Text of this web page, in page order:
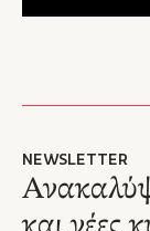
NEWSLETTER